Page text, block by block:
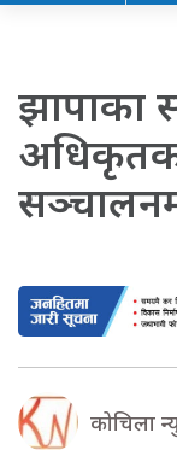
झापाका
कोचिला